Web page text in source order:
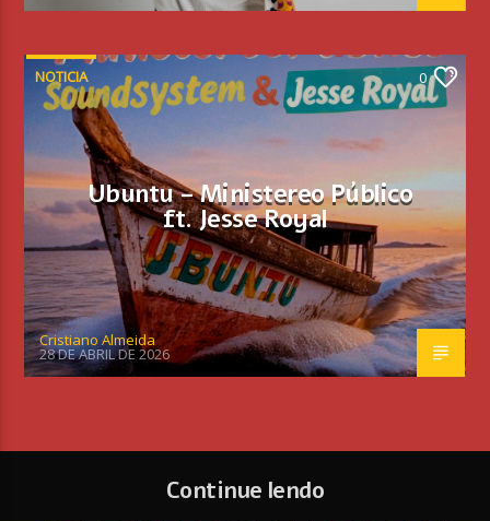
NOTICIA 0
Ubuntu – Ministereo Público
ft. Jesse Royal
Cristiano Almeida
28 DE ABRIL DE 2026
Continue lendo